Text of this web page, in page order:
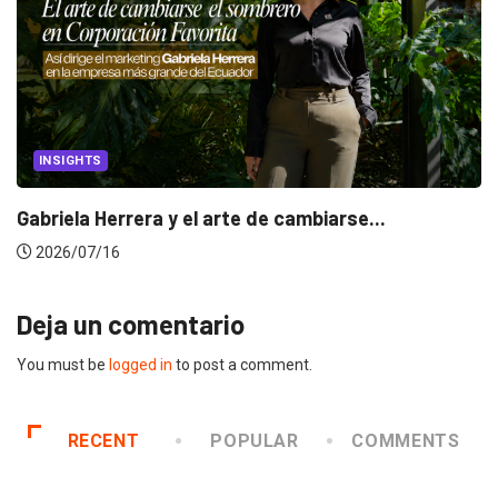
INSIGHTS
Gabriela Herrera y el arte de cambiarse...
2026/07/16
Deja un comentario
You must be logged in to post a comment.
RECENT POPULAR COMMENTS